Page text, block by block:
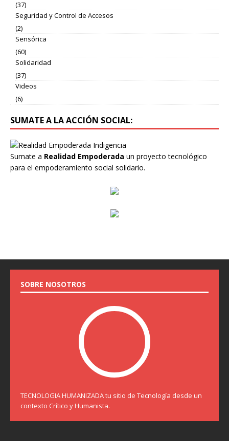
(37)
Seguridad y Control de Accesos
(2)
Sensórica
(60)
Solidaridad
(37)
Videos
(6)
SUMATE A LA ACCIÓN SOCIAL:
Sumate a Realidad Empoderada un proyecto tecnológico
para el empoderamiento social solidario.
SOBRE NOSOTROS
TECNOLOGIA HUMANIZADA tu sitio de Tecnología desde un
contexto Crítico y Humanista.